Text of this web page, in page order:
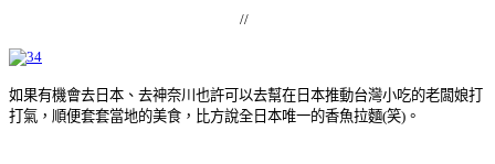
//
如果有機會去日本、去神奈川也許可以去幫在日本推動台灣小吃的老闆娘打
打氣，順便套套當地的美食，比方說全日本唯一的香魚拉麵(笑)。